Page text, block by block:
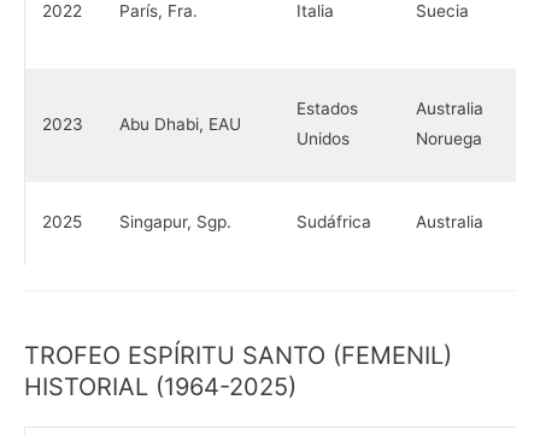
2022 París, Fra. Italia Suecia
2023 Abu Dhabi, EAU
Estados
Unidos
Australia
Noruega
2025 Singapur, Sgp. Sudáfrica Australia
TROFEO ESPÍRITU SANTO (FEMENIL)
HISTORIAL (1964-2025)